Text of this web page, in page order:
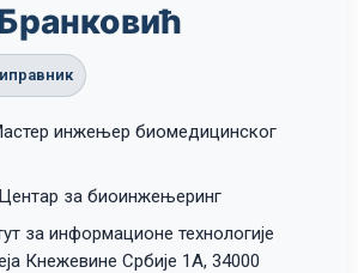
инжењер биомедицинског
Центар за биоинжењеринг
за информационе технологије
Кнежевине Србије 1А, 34000